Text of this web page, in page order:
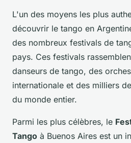
L'un des moyens les plus
découvrir le tango en
des nombreux festivals de
pays. Ces festivals
danseurs de tango, des
internationale et des milliers
du monde entier.
Parmi les plus célèbres, le
Tango à Buenos Aires est un